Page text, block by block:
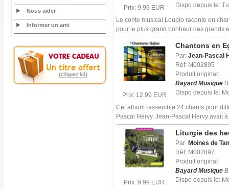
Nous aider
Informer un ami
Prix: 9.99 EUR
Dispo depuis le:
Le conte musical Loupio raconte en
pour le plus grand bonheur des grands
Prix: 12.99 EUR
Chantons en
Par: Jean-Pascal
Réf: M002895
Produit original:
Bayard Musique
Dispo depuis le:
Cet album rassemble 24 chants pour
Pascal Hervy. Jean-Pascal Hervy avait à
Prix: 9.99 EUR
Liturgie des
Par: Moines de
Réf: M002897
Produit original:
Bayard Musique
Dispo depuis le: